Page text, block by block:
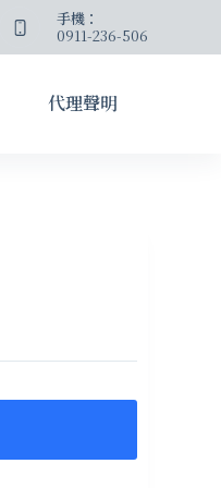
手機：
0911-236-506
代理聲明